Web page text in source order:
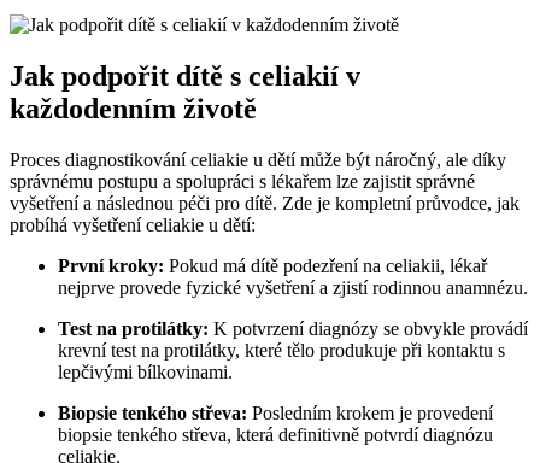
Jak podpořit‍ dítě s celiakií v
každodenním ‌životě
Proces diagnostikování celiakie u dětí‍ může být náročný,​ ale díky
správnému postupu a spolupráci s‌ lékařem lze zajistit správné​
vyšetření a následnou péči pro dítě. Zde je kompletní​ průvodce, jak
probíhá vyšetření celiakie ‌u dětí:
První kroky: Pokud ‍má dítě podezření na celiakii, lékař
⁤nejprve provede ​fyzické vyšetření a zjistí rodinnou anamnézu.
Test na protilátky: K potvrzení⁤ diagnózy se obvykle provádí
krevní test⁣ na protilátky, které ‍tělo produkuje​ při kontaktu‌ s
lepčivými bílkovinami.
Biopsie tenkého střeva: Posledním krokem je provedení
biopsie tenkého​ střeva, která definitivně ​potvrdí ​diagnózu⁣
celiakie.